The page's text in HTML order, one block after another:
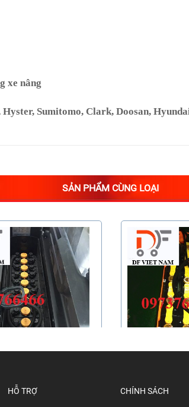
xe nâng
Sumitomo, Clark, Doosan,
SẢN PHẨM CÙNG LOẠI
HỖ TRỢ CHÍNH SÁCH